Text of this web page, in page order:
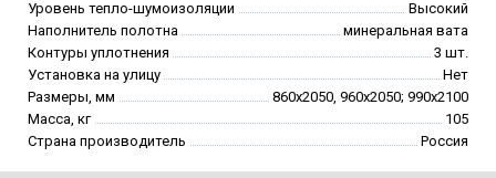
Уровень тепло-шумоизоляции
Высокий
Наполнитель полотна
минеральная вата
Контуры уплотнения
3 шт.
Установка на улицу
Нет
Размеры, мм
860х2050, 960х2050; 990х2100
Масса, кг
105
Страна производитель
Россия